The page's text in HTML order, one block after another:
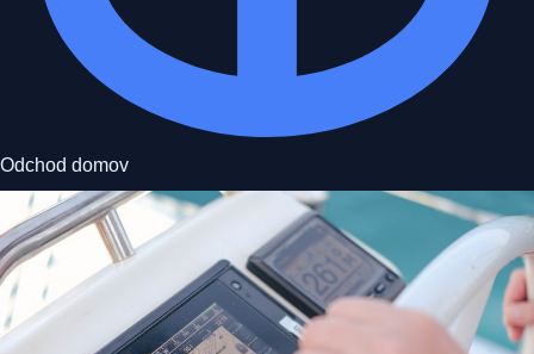
Odchod domov